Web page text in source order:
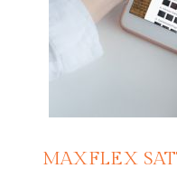
MAXFLEX